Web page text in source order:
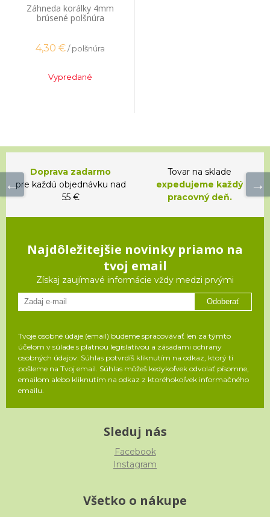
Záhneda korálky 4mm
brúsené polšnúra
4,30 €/ polšnúra
Vypredané
Doprava zadarmo
pre každú objednávku nad
55 €
Tovar na sklade
expedujeme každý
pracovný deň.
Najdôležitejšie novinky priamo na
tvoj email
Získaj zaujímavé informácie vždy medzi prvými
Odoberať
Tvoje osobné údaje (email) budeme spracovávať len za týmto
účelom v súlade s platnou legislatívou a zásadami ochrany
osobných údajov. Súhlas potvrdíš kliknutím na odkaz, ktorý ti
pošleme na Tvoj email. Súhlas môžeš kedykoľvek odvolať písomne,
emailom alebo kliknutím na odkaz z ktoréhokoľvek informačného
emailu.
Sleduj nás
Facebook
Instagram
Všetko o nákupe